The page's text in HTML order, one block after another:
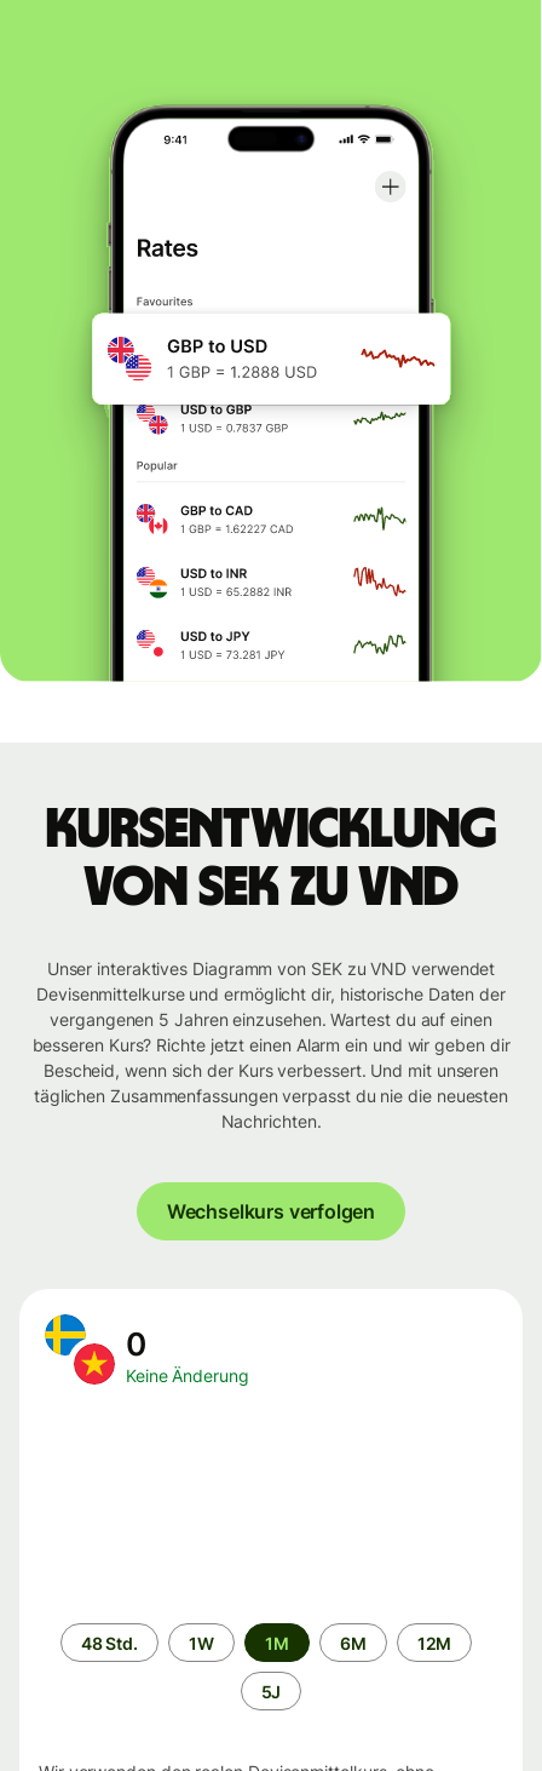
Kursentwicklung
von SEK zu VND
Unser interaktives Diagramm von SEK zu VND verwendet
Devisenmittelkurse und ermöglicht dir, historische Daten der
vergangenen 5 Jahren einzusehen. Wartest du auf einen
besseren Kurs? Richte jetzt einen Alarm ein und wir geben dir
Bescheid, wenn sich der Kurs verbessert. Und mit unseren
täglichen Zusammenfassungen verpasst du nie die neuesten
Nachrichten.
Wechselkurs verfolgen
0
Keine Änderung
Zeitraum
48 Std. 1W 1M 6M 12M
5J